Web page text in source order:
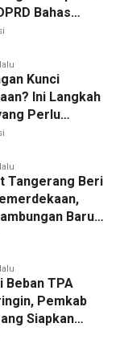
Bahas
KUA-PPAS
Kunci
Ini Langkah
Perlu
Tangerang Beri
Baru
Dipangkas
Beban TPA
Pemkab
Siapkan
di Tigaraksa